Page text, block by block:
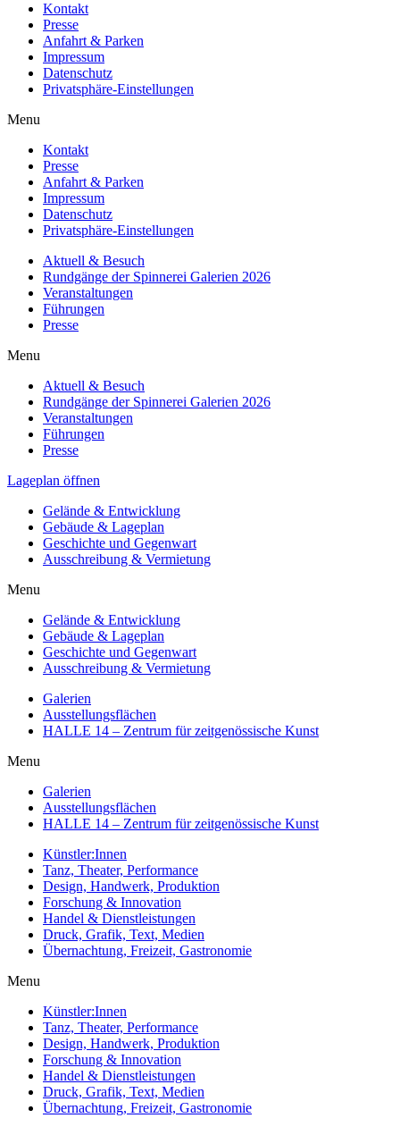
Kontakt
Presse
Anfahrt & Parken
Impressum
Datenschutz
Privatsphäre-Einstellungen
Menu
Kontakt
Presse
Anfahrt & Parken
Impressum
Datenschutz
Privatsphäre-Einstellungen
Aktuell & Besuch
Rundgänge der Spinnerei Galerien 2026
Veranstaltungen
Führungen
Presse
Menu
Aktuell & Besuch
Rundgänge der Spinnerei Galerien 2026
Veranstaltungen
Führungen
Presse
Lageplan öffnen
Gelände & Entwicklung
Gebäude & Lageplan
Geschichte und Gegenwart
Ausschreibung & Vermietung
Menu
Gelände & Entwicklung
Gebäude & Lageplan
Geschichte und Gegenwart
Ausschreibung & Vermietung
Galerien
Ausstellungsflächen
HALLE 14 – Zentrum für zeitgenössische Kunst
Menu
Galerien
Ausstellungsflächen
HALLE 14 – Zentrum für zeitgenössische Kunst
Künstler:Innen
Tanz, Theater, Performance
Design, Handwerk, Produktion
Forschung & Innovation
Handel & Dienstleistungen
Druck, Grafik, Text, Medien
Übernachtung, Freizeit, Gastronomie
Menu
Künstler:Innen
Tanz, Theater, Performance
Design, Handwerk, Produktion
Forschung & Innovation
Handel & Dienstleistungen
Druck, Grafik, Text, Medien
Übernachtung, Freizeit, Gastronomie